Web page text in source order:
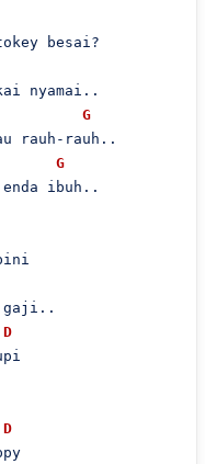
besai?
nyamai..
G
rauh-rauh..
G
ibuh..
gaji..
D
D